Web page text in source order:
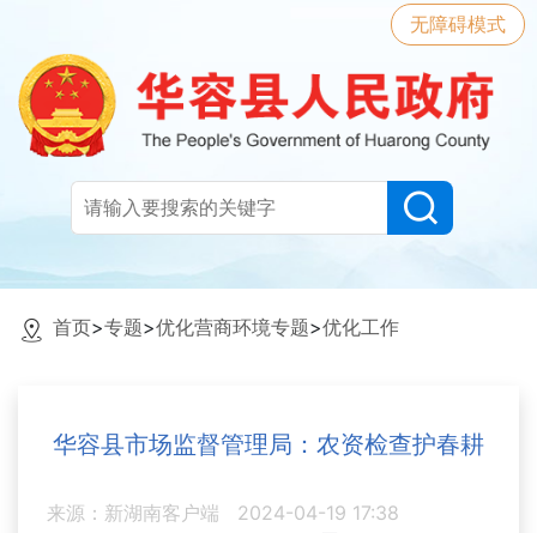
无障碍模式
首页>专题>优化营商环境专题>优化工作
华容县市场监督管理局：农资检查护春耕
来源：新湖南客户端
2024-04-19 17:38